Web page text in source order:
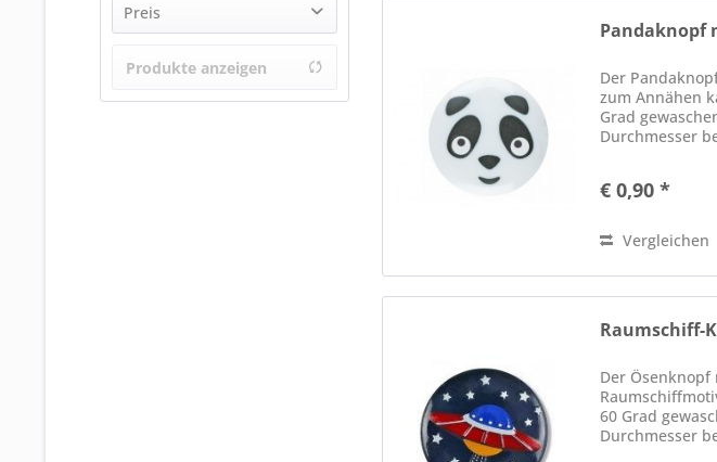
Preis
bis
Produkte anzeigen
Pandaknopf
Der
zum Annähen
Grad
Durchmesser
gestrickten
€ 0,90 *
Vergleichen
Raumschiff-
Der Ösenknopf
60 Grad
Durchmesser